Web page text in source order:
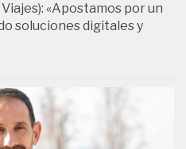
«Apostamos por un
soluciones digitales y